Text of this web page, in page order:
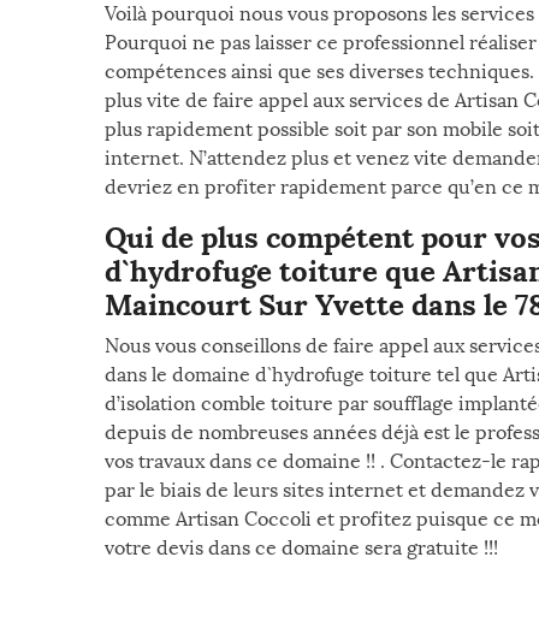
Voilà pourquoi nous vous proposons les
Pourquoi ne pas laisser ce professionnel
compétences ainsi que ses diverses
plus vite de faire appel aux services de Artisan
plus rapidement possible soit par son mobile
internet. N’attendez plus et venez vite
devriez en profiter rapidement parce qu’en ce
Qui de plus compétent pour
d`hydrofuge toiture que
Maincourt Sur Yvette dans le
Nous vous conseillons de faire appel aux
dans le domaine d`hydrofuge toiture tel que
d’isolation comble toiture par soufflage
depuis de nombreuses années déjà est le
vos travaux dans ce domaine !! . Contactez-le
par le biais de leurs sites internet et demandez
comme Artisan Coccoli et profitez puisque ce
votre devis dans ce domaine sera gratuite !!!